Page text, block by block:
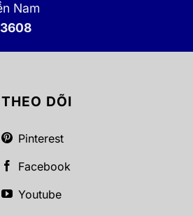
Nam
THEO DÕI
Pinterest
Facebook
Youtube